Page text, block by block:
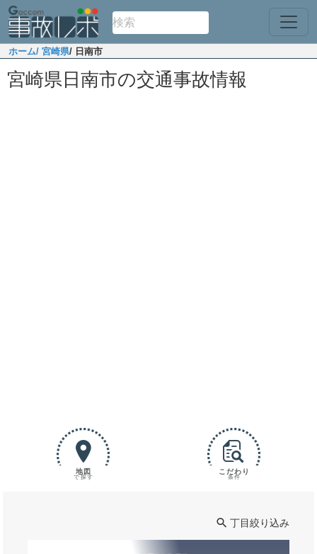
ホーム/ 宮崎県/ 日南市
宮崎県日南市の交通事故情報
地図
で探す
こだわり
条件
丁目絞り込み